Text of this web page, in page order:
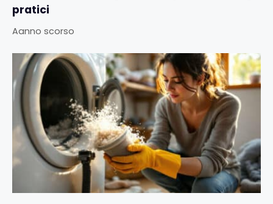
pratici
Aanno scorso